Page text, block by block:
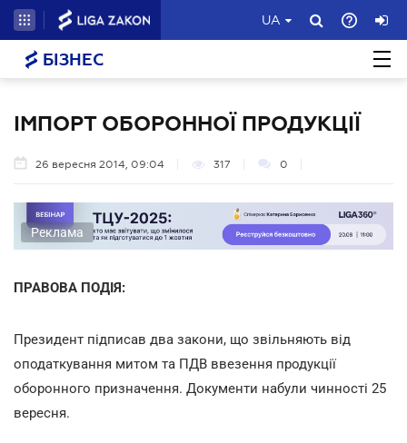
UA
БІЗНЕС
ІМПОРТ ОБОРОННОЇ ПРОДУКЦІЇ
26 вересня 2014, 09:04 317 0
Реклама
ПРАВОВА ПОДІЯ:
Президент підписав два закони, що звільняють від
оподаткування митом та ПДВ ввезення продукції
оборонного призначення. Документи набули чинності 25
вересня.